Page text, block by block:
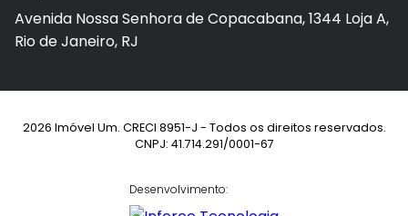
Avenida Nossa Senhora de Copacabana, 1344 Loja A,
Rio de Janeiro, RJ
2026 Imóvel Um. CRECI 8951-J - Todos os direitos reservados.
CNPJ: 41.714.291/0001-67
Desenvolvimento: